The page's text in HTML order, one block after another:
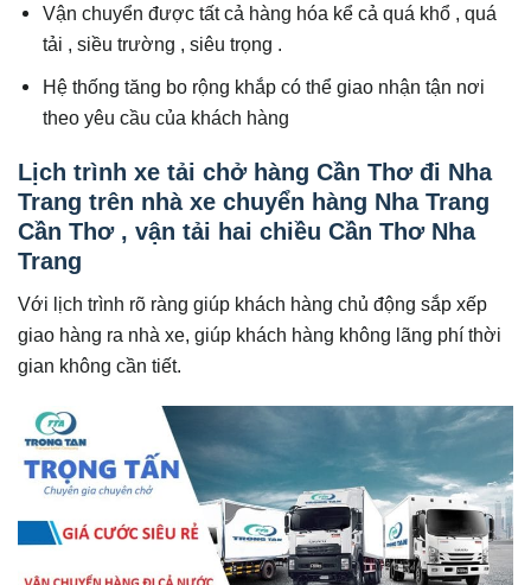
Vận chuyển được tất cả hàng hóa kể cả quá khổ , quá
tải , siều trường , siêu trọng .
Hệ thống tăng bo rộng khắp có thể giao nhận tận nơi
theo yêu cầu của khách hàng
Lịch trình xe tải chở hàng Cần Thơ đi Nha
Trang trên nhà xe chuyển hàng Nha Trang
Cần Thơ , vận tải hai chiều Cần Thơ Nha
Trang
Với lịch trình rõ ràng giúp khách hàng chủ động sắp xếp
giao hàng ra nhà xe, giúp khách hàng không lãng phí thời
gian không cần tiết.